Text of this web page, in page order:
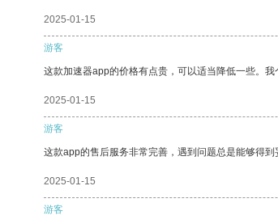
2025-01-15
游客
这款加速器app的价格有点贵，可以适当降低一些。
2025-01-15
游客
这款app的售后服务非常完善，遇到问题总是能够得到
2025-01-15
游客